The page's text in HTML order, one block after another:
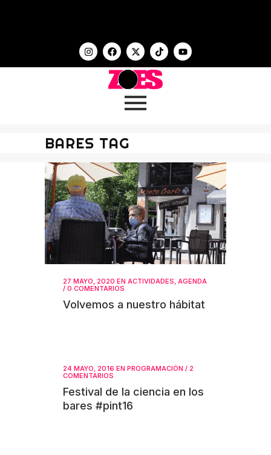
BARES TAG
27 MAYO, 2020 EN ACTIVIDADES, AGENDA
/ 0 COMENTARIOS
Volvemos a nuestro hábitat
24 MAYO, 2016 EN PROGRAMACIÓN / 2
COMENTARIOS
Festival de la ciencia en los
bares #pint16